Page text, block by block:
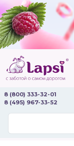
8 (800) 333-32-01
8 (495) 967-33-52